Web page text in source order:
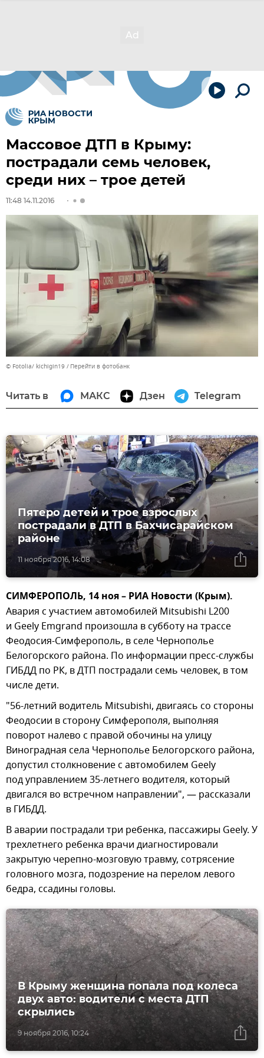
Массовое ДТП в Крыму:
пострадали семь человек,
среди них – трое детей
11:48 14.11.2016
© Fotolia/ kichigin19 Перейти в фотобанк
Читать в МАКС Дзен Telegram
11 ноября 2016, 14:08
Пятеро детей и трое взрослых
пострадали в ДТП в Бахчисарайском
районе
СИМФЕРОПОЛЬ, 14 ноя – РИА Новости (Крым).
Авария с участием автомобилей Mitsubishi L200
и Geely Emgrand произошла в субботу на трассе
Феодосия-Симферополь, в селе Чернополье
Белогорского района. По информации пресс-службы
ГИБДД по РК, в ДТП пострадали семь человек, в том
числе дети.
"56-летний водитель Mitsubishi, двигаясь со стороны
Феодосии в сторону Симферополя, выполняя
поворот налево с правой обочины на улицу
Виноградная села Чернополье Белогорского района,
допустил столкновение с автомобилем Geely
под управлением 35-летнего водителя, который
двигался во встречном направлении", — рассказали
в ГИБДД.
В аварии пострадали три ребенка, пассажиры Geely. У
трехлетнего ребенка врачи диагностировали
закрытую черепно-мозговую травму, сотрясение
головного мозга, подозрение на перелом левого
бедра, ссадины головы.
9 ноября 2016, 10:24
В Крыму женщина попала под колеса
двух авто: водители с места ДТП
скрылись